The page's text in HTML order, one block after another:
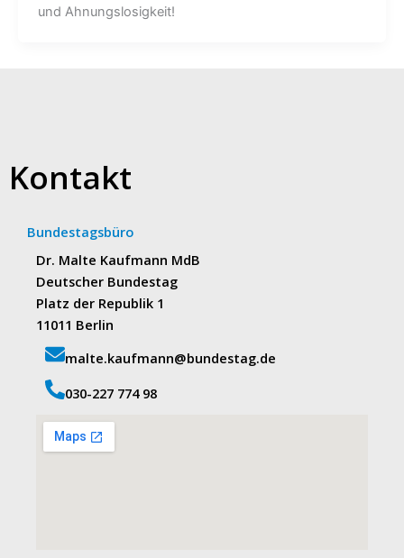
und Ahnungslosigkeit!
Kontakt
Bundestagsbüro
Dr. Malte Kaufmann MdB
Deutscher Bundestag
Platz der Republik 1
11011 Berlin
malte.kaufmann@bundestag.de
‭030-227 774 98‬